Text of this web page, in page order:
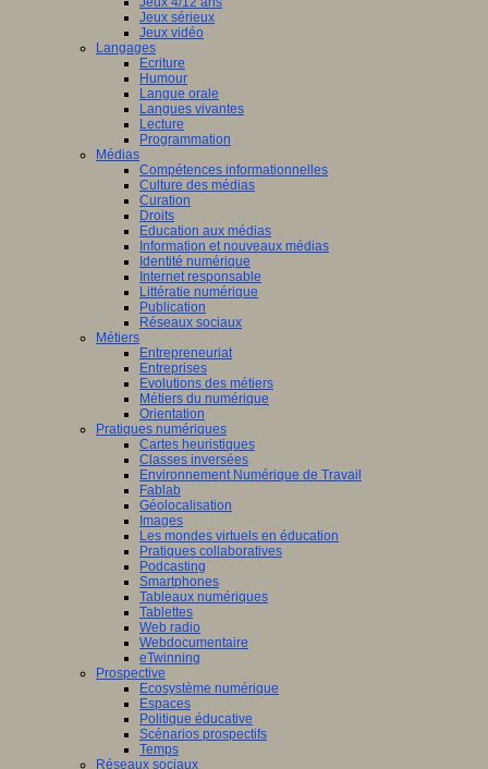
Jeux sérieux
Jeux vidéo
Langages
Ecriture
Humour
Langue orale
Langues vivantes
Lecture
Programmation
Médias
Compétences informationnelles
Culture des médias
Curation
Droits
Education aux médias
Information et nouveaux médias
Identité numérique
Internet responsable
Littératie numérique
Publication
Réseaux sociaux
Métiers
Entrepreneuriat
Entreprises
Evolutions des métiers
Métiers du numérique
Orientation
Pratiques numériques
Cartes heuristiques
Classes inversées
Environnement Numérique de Travail
Fablab
Géolocalisation
Images
Les mondes virtuels en éducation
Pratiques collaboratives
Podcasting
Smartphones
Tableaux numériques
Tablettes
Web radio
Webdocumentaire
eTwinning
Prospective
Ecosystème numérique
Espaces
Politique éducative
Scénarios prospectifs
Temps
Réseaux sociaux